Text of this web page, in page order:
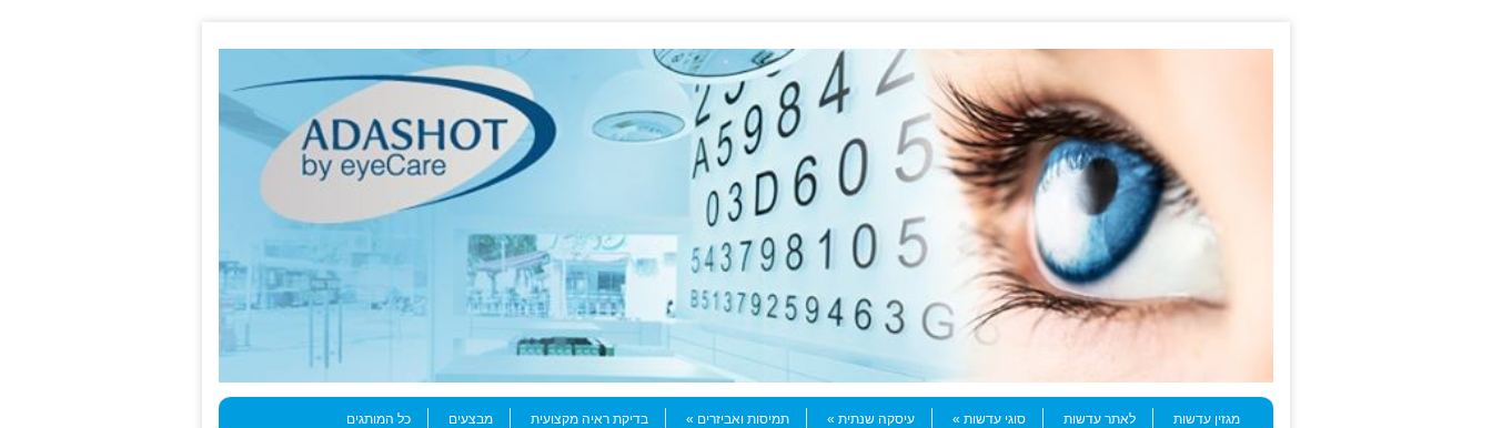
Menu
Skip to content
מגזין עדשות
לאתר עדשות סוגי עדשות עיסקה שנתית תמיסות ואביזרים בדיקת ראיה מקצועית מבצעים כל המותגים